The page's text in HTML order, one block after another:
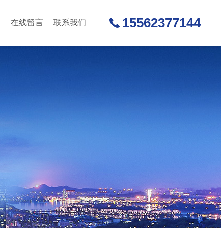
在线留言 联系我们 15562377144